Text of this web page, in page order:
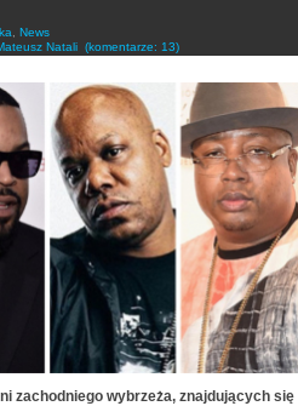
News
Natali (komentarze: 13)
zachodniego wybrzeża, znajdujących się